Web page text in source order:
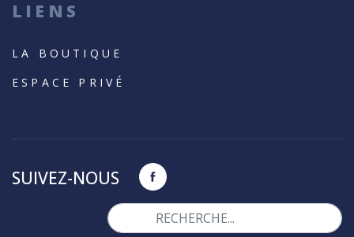
LIENS
LA BOUTIQUE
ESPACE PRIVÉ
SUIVEZ-NOUS
Valider